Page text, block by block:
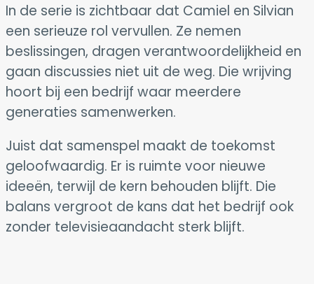
In de serie is zichtbaar dat Camiel en Silvian
een serieuze rol vervullen. Ze nemen
beslissingen, dragen verantwoordelijkheid en
gaan discussies niet uit de weg. Die wrijving
hoort bij een bedrijf waar meerdere
generaties samenwerken.
Juist dat samenspel maakt de toekomst
geloofwaardig. Er is ruimte voor nieuwe
ideeën, terwijl de kern behouden blijft. Die
balans vergroot de kans dat het bedrijf ook
zonder televisieaandacht sterk blijft.